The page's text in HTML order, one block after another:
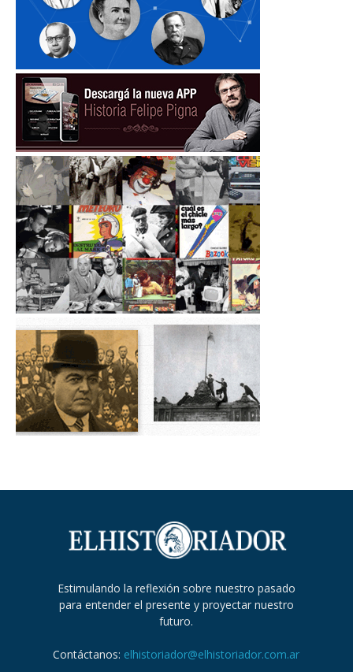
Estimulando la reflexión sobre nuestro pasado
para entender el presente y proyectar nuestro
futuro.
Contáctanos: elhistoriador@elhistoriador.com.ar